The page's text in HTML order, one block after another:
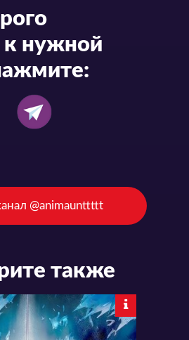
к нужной
@animaunttttt
также